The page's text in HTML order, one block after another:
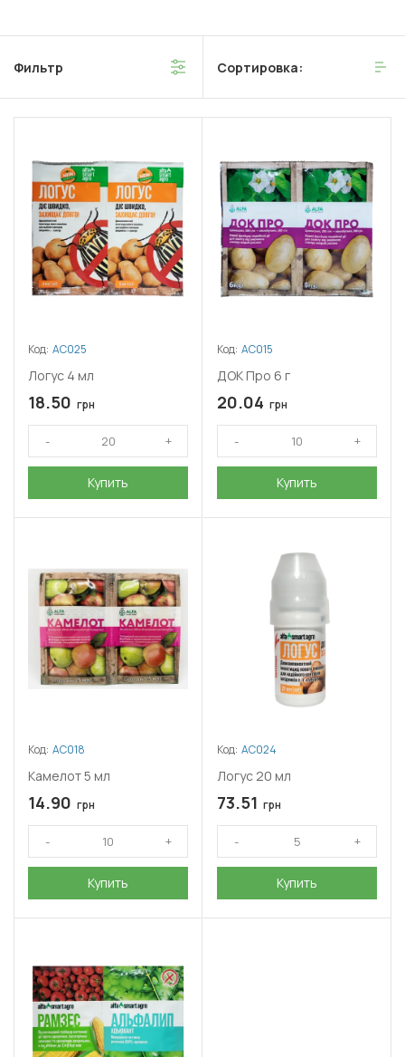
Фильтр Сортировка:
Код: АС025
Логус 4 мл
18.50 грн
Купить
Код: АС015
ДОК Про 6 г
20.04 грн
Купить
Код: АС018
Камелот 5 мл
14.90 грн
Купить
Код: АС024
Логус 20 мл
73.51 грн
Купить